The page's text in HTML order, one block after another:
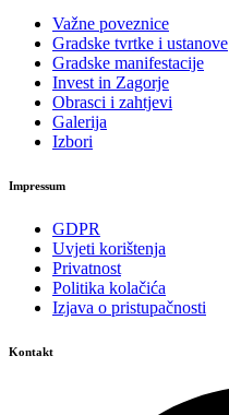
Važne poveznice
Gradske tvrtke i ustanove
Gradske manifestacije
Invest in Zagorje
Obrasci i zahtjevi
Galerija
Izbori
Impressum
GDPR
Uvjeti korištenja
Privatnost
Politika kolačića
Izjava o pristupačnosti
Kontakt